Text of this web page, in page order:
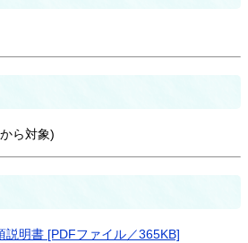
ら対象)
説明書 [PDFファイル／365KB]